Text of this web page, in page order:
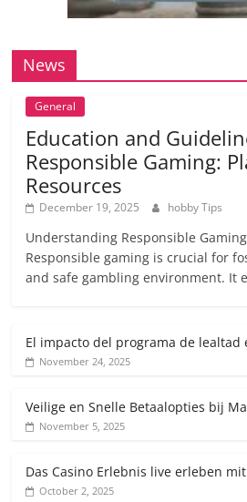
News
General
Education and
Responsible Gaming:
Resources
December 19, 2025 hobby Tips
Understanding Responsible
Responsible gaming is crucial for
and safe gambling environment. It
El impacto del programa de lealtad
November 24, 2025
Veilige en Snelle Betaalopties bij
November 5, 2025
Das Casino Erlebnis live erleben
October 2, 2025